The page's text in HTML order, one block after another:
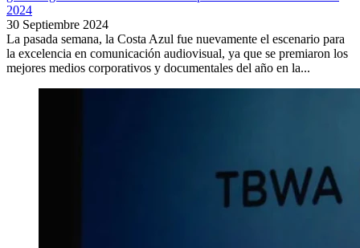
2024
30 Septiembre 2024
La pasada semana, la Costa Azul fue nuevamente el escenario para
la excelencia en comunicación audiovisual, ya que se premiaron los
mejores medios corporativos y documentales del año en la...